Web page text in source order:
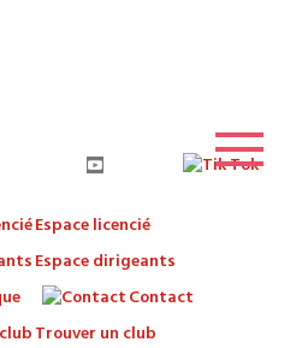
Espace licencié
Espace dirigeants
Contact
Trouver un club